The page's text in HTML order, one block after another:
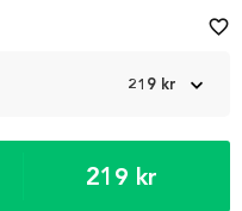
219 kr
219 kr
favorite_border